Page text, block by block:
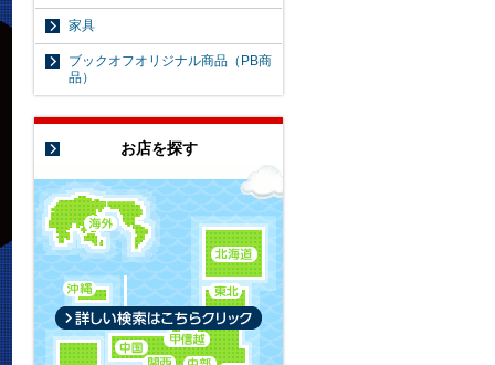
家具
ブックオフオリジナル商品（PB商
品）
お店を探す